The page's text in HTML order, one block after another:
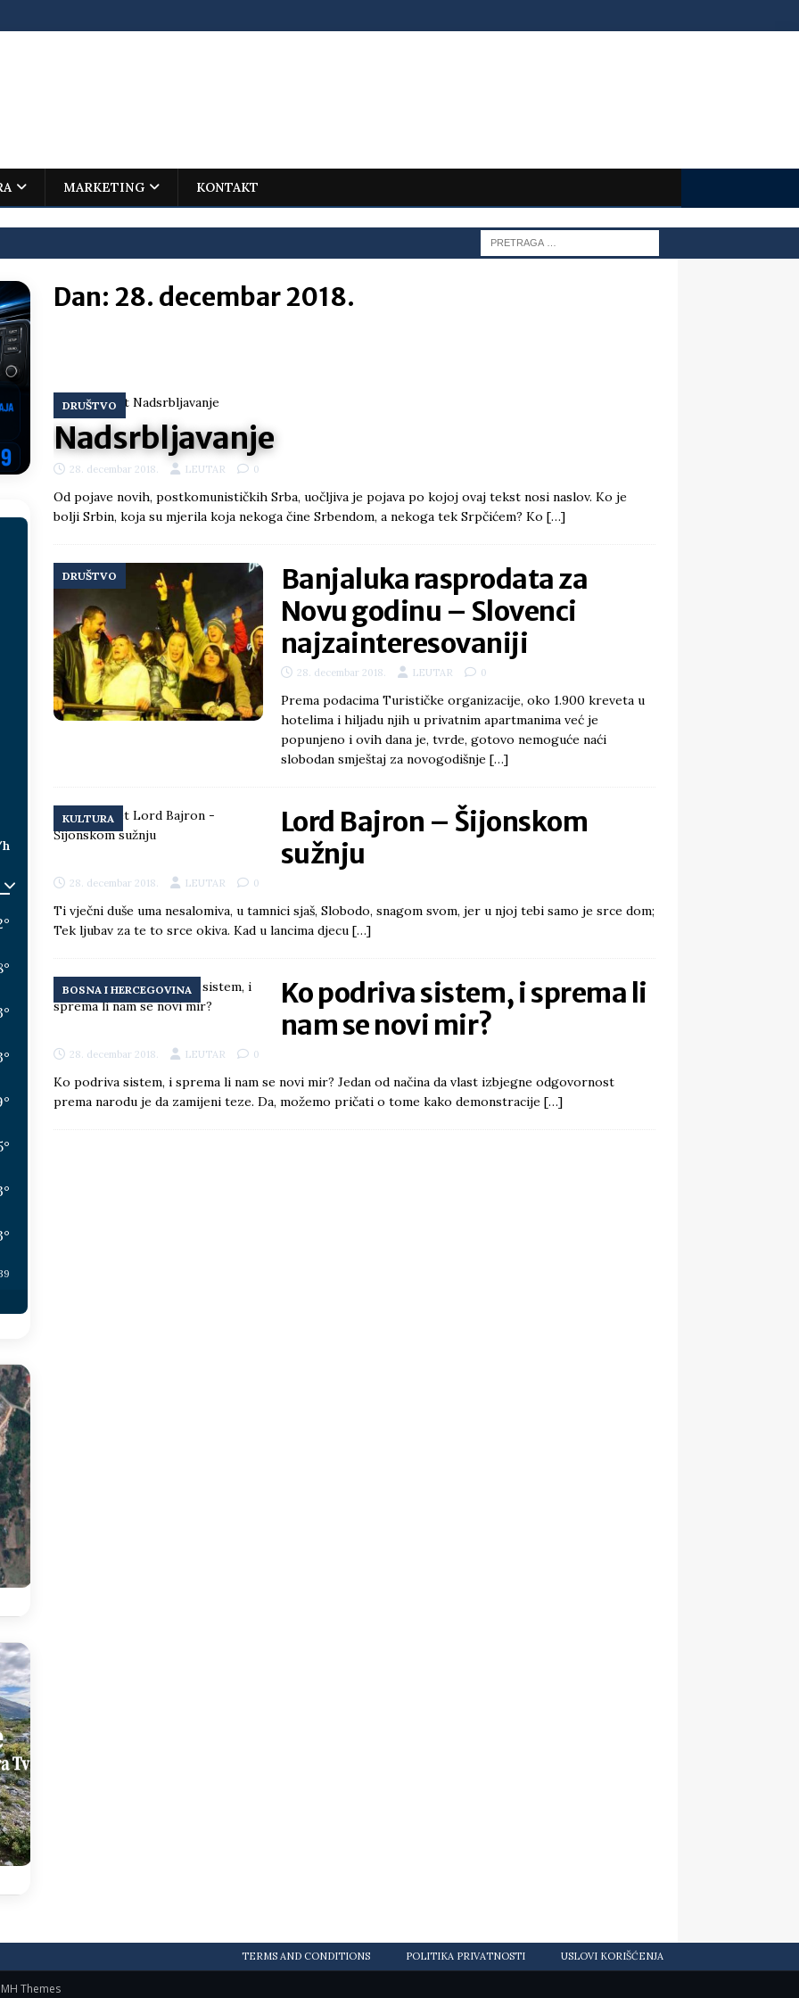
MARKETING KONTAKT
– istorijski uspjeh mladog Trebinjca na Međunarodnoj
što te tukao LIČNI STAV
pred ministrima HERCEGOVINA
Vukanović otkrio detalje – Stevandić krenuo na Đokića, Dodik
REPUBLIKA SRPSKA
pogotovo nisu zbog Eleka
im prepustimo, ostaće nam samo siledžije i tišina BOSNA I
REPUBLIKA SRPSKA
Splita, Željko Kerum SVIJET
Dan: 28. decembar 2018.
DRUŠTVO
Nadsrbljavanje
28. decembar 2018. LEUTAR 0
Od pojave novih, postkomunističkih Srba, uočljiva je pojava po kojoj ovaj tekst nosi naslov. Ko je
bolji Srbin, koja su mjerila koja nekoga čine Srbendom, a nekoga tek Srpčićem? Ko […]
DRUŠTVO
Banjaluka rasprodata za
Novu godinu – Slovenci
najzainteresovaniji
28. decembar 2018. LEUTAR 0
Prema podacima Turističke organizacije, oko 1.900 kreveta u
hotelima i hiljadu njih u privatnim apartmanima već je
popunjeno i ovih dana je, tvrde, gotovo nemoguće naći
slobodan smještaj za novogodišnje […]
KULTURA
Lord Bajron – Šijonskom
sužnju
28. decembar 2018. LEUTAR 0
Ti vječni duše uma nesalomiva, u tamnici sjaš, Slobodo, snagom svom, jer u njoj tebi samo je srce dom;
Tek ljubav za te to srce okiva. Kad u lancima djecu […]
BOSNA I HERCEGOVINA
Ko podriva sistem, i sprema li
nam se novi mir?
28. decembar 2018. LEUTAR 0
Ko podriva sistem, i sprema li nam se novi mir? Jedan od načina da vlast izbjegne odgovornost
prema narodu je da zamijeni teze. Da, možemo pričati o tome kako demonstracije […]
°
°
°
°
°
°
°
°
TERMS AND CONDITIONS POLITIKA PRIVATNOSTI USLOVI KORIŠĆENJA
MH Themes